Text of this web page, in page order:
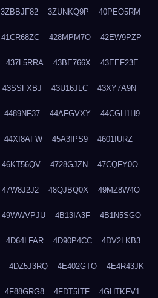
3ZBBJF82 3ZUNKQ9P 40PEO5RM
41CR68ZC 428MPM7O 42EW9PZP
437L5RRA 43BE766X 43EEF23E
43SSFXBJ 43U16JLC 43XY7A9N
4489NF37 44AFGVXY 44CGH1H9
44XI8AFW 45A3IPS9 4601IURZ
46KT56QV 4728GJZN 47CQFY0O
47W8J2J2 48QJBQ0X 49MZ8W4O
49WWVPJU 4B13IA3F 4B1N5SGO
4D64LFAR 4D90P4CC 4DV2LKB3
4DZ5J3RQ 4E402GTO 4E4R43JK
4F88GRG8 4FDT5ITF 4GHTKFV1